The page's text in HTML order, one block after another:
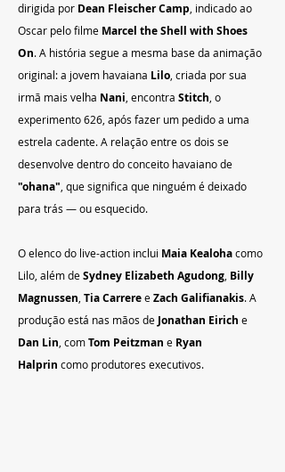
dirigida por Dean Fleischer Camp , indicado ao
Oscar pelo filme Marcel the Shell with Shoes
On. A história segue a mesma base da animação
original: a jovem havaiana Lilo , criada por sua
irmã mais velha Nani , encontra Stitch , o
experimento 626, após fazer um pedido a uma
estrela cadente. A relação entre os dois se
desenvolve dentro do conceito havaiano de
"ohana" , que significa que ninguém é deixado
para trás — ou esquecido.
O elenco do live-action inclui Maia Kealoha como
Lilo, além de Sydney Elizabeth Agudong Billy
Magnussen Tia Carrere e Zach Galifianakis. A
produção está nas mãos de Jonathan Eirich e
Dan Lin , com Tom Peitzman e Ryan
Halprin como produtores executivos.